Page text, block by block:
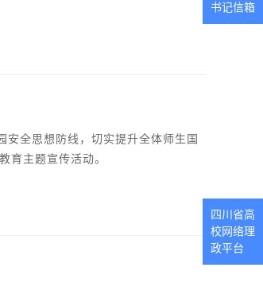
全思想防线，切实提升全体师生国
育主题宣传活动。
书记信箱
四川省高
校网络理
政平台